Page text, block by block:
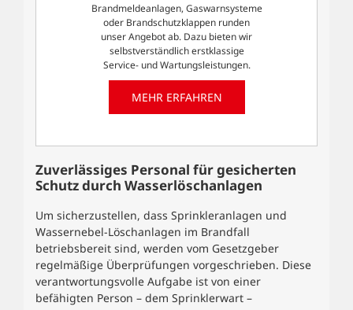
Brandmeldeanlagen, Gaswarnsysteme
oder Brandschutzklappen runden
unser Angebot ab. Dazu bieten wir
selbstverständlich erstklassige
Service- und Wartungsleistungen.
MEHR ERFAHREN
Zuverlässiges Personal für gesicherten
Schutz durch Wasserlöschanlagen
Um sicherzustellen, dass Sprinkleranlagen und
Wassernebel-Löschanlagen im Brandfall
betriebsbereit sind, werden vom Gesetzgeber
regelmäßige Überprüfungen vorgeschrieben. Diese
verantwortungsvolle Aufgabe ist von einer
befähigten Person – dem Sprinklerwart –